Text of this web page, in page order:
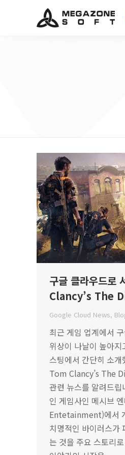
구글 클라우드로
Clancy’s The
Google Cloud News,
최근 게임 업계에서
위상이 나날이 높아
스팅에서 간단히 소
Tom Clancy’s The
관련 뉴스를 알려드
인 게임사인 메시브
Entetainment)에서
치명적인 바이러스가
는 것을 주요 스토리